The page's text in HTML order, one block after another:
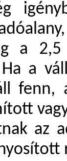
a
a
fenn,
az